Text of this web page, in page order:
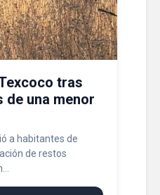
tras
una menor
a habitantes de
de restos